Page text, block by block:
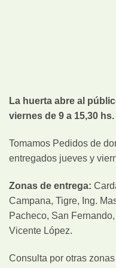
La huerta abre al
viernes de 9 a 15,30 hs.
Tomamos Pedidos de
entregados jueves y
Zonas de entrega:
Campana, Tigre, Ing.
Pacheco, San
Vicente López.
Consulta por otras